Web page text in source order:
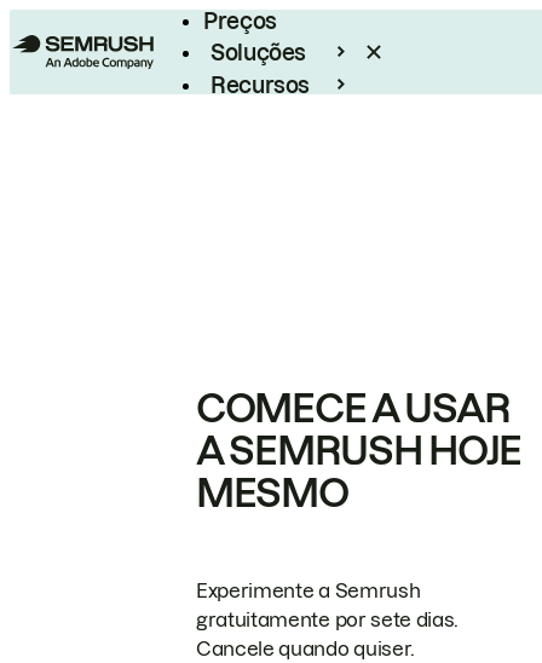
Preços
Soluções
Recursos
COMECE A USAR
A SEMRUSH HOJE
MESMO
Experimente a Semrush
gratuitamente por sete dias.
Cancele quando quiser.